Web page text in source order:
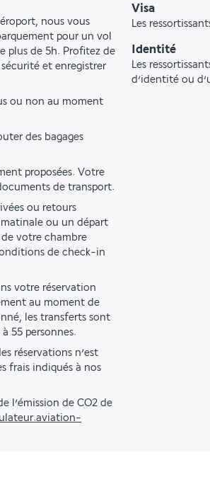
nous vous
pour un vol
plus de 5h. Profitez de
et enregistrer
ou non au moment
des bagages
proposées. Votre
de transport.
ou retours
ou un départ
votre chambre
de check-in
votre réservation
au moment de
les transferts sont
55 personnes.
réservations n’est
frais indiqués à nos
l’émission de CO2 de
Visa
Les
Identité
Les
d’identité ou